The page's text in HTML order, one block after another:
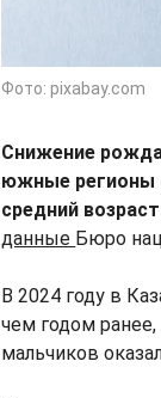
Фото: pixabay.com
Снижение
южные регионы
средний
данные Бюро
В 2024 году в
чем годом
мальчиков